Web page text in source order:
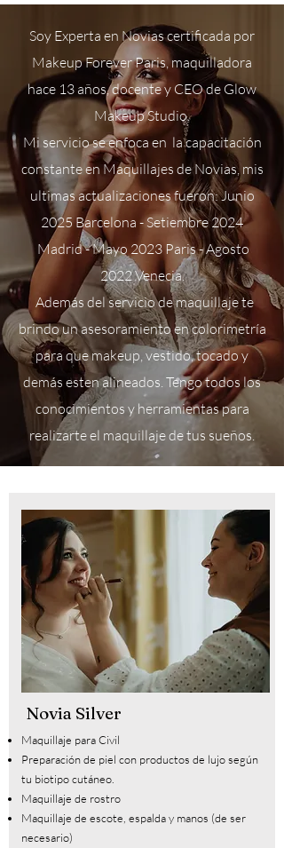
Soy Experta en Novias certificada por
Makeup Forever Paris, maquilladora
hace 13 años, docente y CEO de Glow
Makeup Studio.
Mi servicio se enfoca en la capacitación
constante en Maquillajes de Novias, mis
ultimas actualizaciones fueron: Junio
2025 Barcelona - Setiembre 2024
Madrid - Mayo 2023 Paris - Agosto
2022 Venecia.
Además del servicio de maquillaje te
brindo un asesoramiento en colorimetría
para que makeup, vestido, tocado y
demás esten alineados. Tengo todos los
conocimientos y herramientas para
realizarte el maquillaje de tus sueños.
Novia Silver
Maquillaje para Civil
Preparación de piel con productos de lujo según
tu biotipo cutáneo.
Maquillaje de rostro
Maquillaje de escote, espalda y manos (de ser
necesario)